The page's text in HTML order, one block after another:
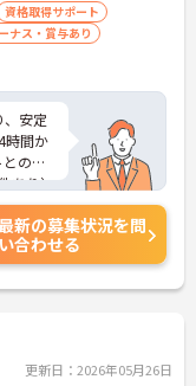
資格取得サポート
ナス・賞与あり
安定
時間か
の両
あり）
かりと
、育休
ス）
大10万
内研
ップ
に
しし
新の募集状況を問
い合わせる
更新日：2026年05月26日